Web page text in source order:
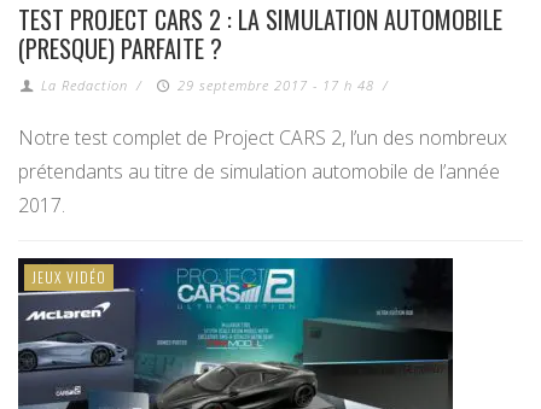
TEST PROJECT CARS 2 : LA SIMULATION AUTOMOBILE
(PRESQUE) PARFAITE ?
La Redaction / 29 septembre 2017 - 17 h 48 /
Notre test complet de Project CARS 2, l’un des nombreux
prétendants au titre de simulation automobile de l’année
2017.
JEUX VIDÉO